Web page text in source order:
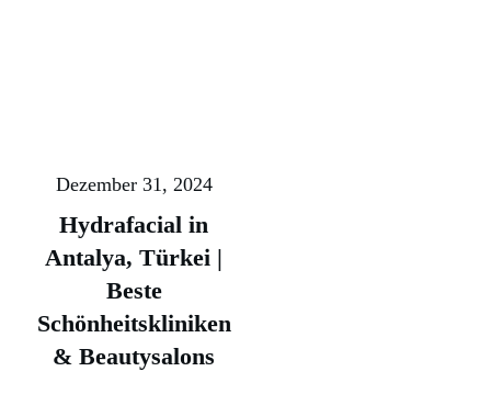
Dezember 31, 2024
Hydrafacial in
Antalya, Türkei |
Beste
Schönheitskliniken
& Beautysalons